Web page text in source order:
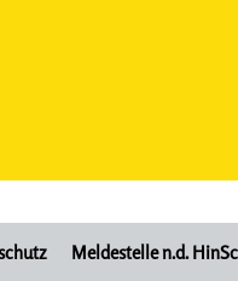
Meldestelle n.d.